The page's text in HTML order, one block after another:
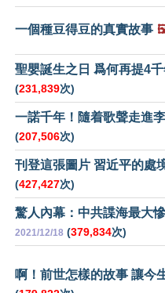
一個種豆得豆的真實故事
聖嬰誕生之日 爲何再提4
(231,839次)
一諾千年！隨着歌聲走進
(207,506次)
刊登這張圖片 習近平的處
(427,427次)
驚人內幕：中共諜海最大
2021/12/18 (379,834次)
啊！前世怎樣的故事 讓今